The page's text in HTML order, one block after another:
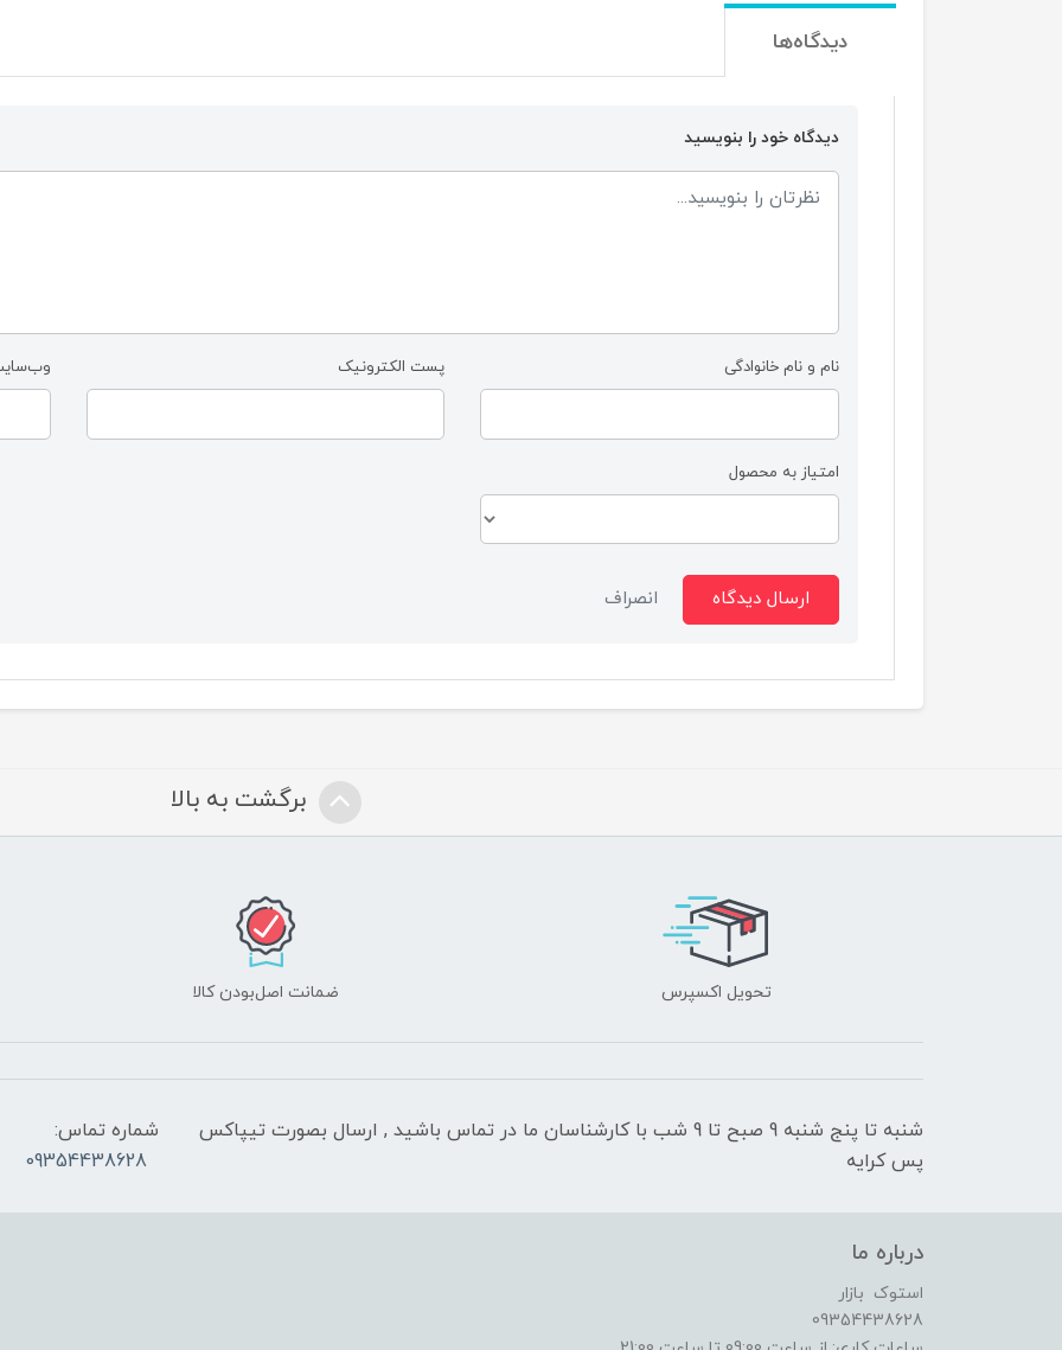
دیدگاه‌ها
دیدگاه خود را بنویسید
نام و نام خانوادگی پست الکترونیک
امتیاز به محصول
ارسال دیدگاه انصراف
برگشت به بالا
تحویل اکسپرس ضمانت اصل‌بودن کالا
شنبه تا پنج شنبه 9 صبح تا 9 شب با کارشناسان ما در تماس باشید , ارسال بصورت تیپاکس
پس کرایه
شماره تماس:
09354438628
درباره ما
استوک بازار
09354438628